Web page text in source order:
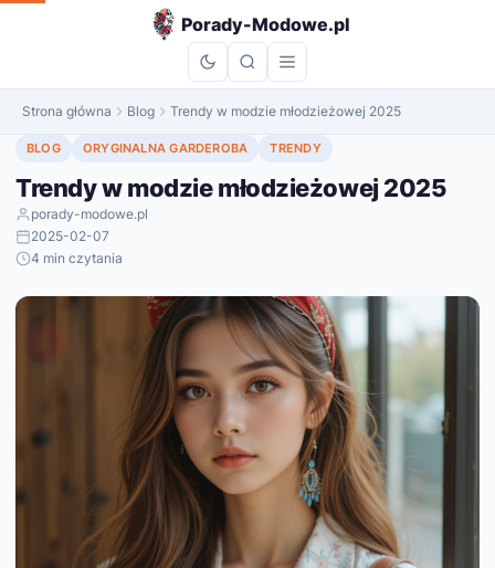
do
Porady-Modowe.pl
Strona główna Blog Trendy w modzie młodzieżowej 2025
BLOG ORYGINALNA GARDEROBA TRENDY
Trendy w modzie młodzieżowej 2025
porady-modowe.pl
2025-02-07
4 min czytania